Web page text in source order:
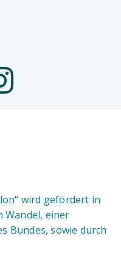
wird gefördert in
Wandel, einer
Bundes, sowie durch